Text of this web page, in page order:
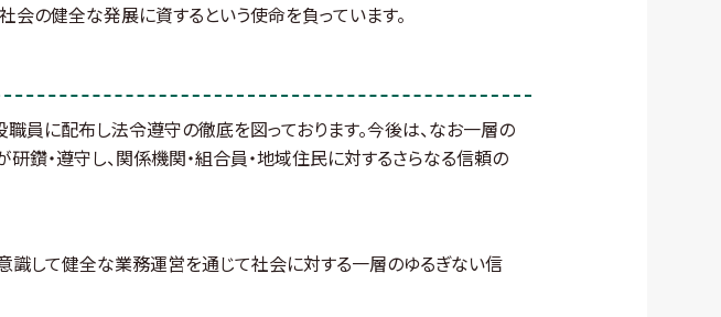
会の健全な発展に資するという使命を負っています。
員に配布し法令遵守の徹底を図っております。今後は、なお一層の
鑽・遵守し、関係機関・組合員・地域住民に対するさらなる信頼の
して健全な業務運営を通じて社会に対する一層のゆるぎない信